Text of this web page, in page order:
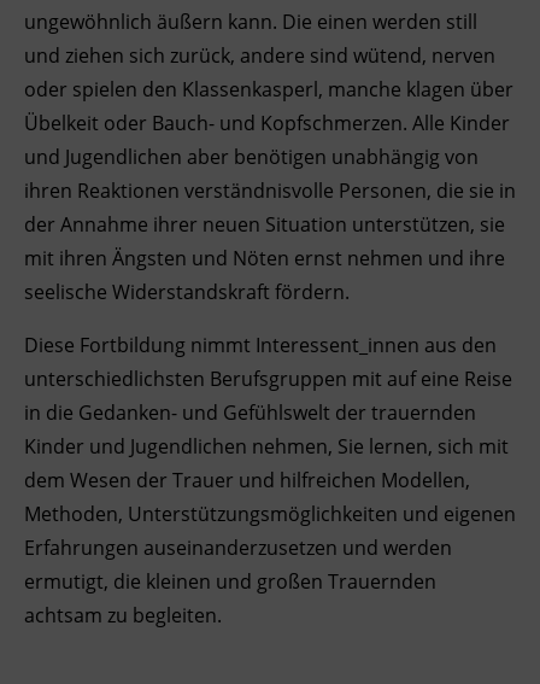
Ingenieurzertifizierung
Deutsch und Integration
Akademisches Studienzentrum
Digitales Lernen
BFI Reutte
BFI Schwaz
ungewöhnlich äußern kann. Die einen werden still
und ziehen sich zurück, andere sind wütend, nerven
oder spielen den Klassenkasperl, manche klagen über
Übelkeit oder Bauch- und Kopfschmerzen. Alle Kinder
und Jugendlichen aber benötigen unabhängig von
ihren Reaktionen verständnisvolle Personen, die sie in
der Annahme ihrer neuen Situation unterstützen, sie
mit ihren Ängsten und Nöten ernst nehmen und ihre
seelische Widerstandskraft fördern.
Diese Fortbildung nimmt Interessent_innen aus den
unterschiedlichsten Berufsgruppen mit auf eine Reise
in die Gedanken- und Gefühlswelt der trauernden
Kinder und Jugendlichen nehmen, Sie lernen, sich mit
dem Wesen der Trauer und hilfreichen Modellen,
Methoden, Unterstützungsmöglichkeiten und eigenen
Erfahrungen auseinanderzusetzen und werden
ermutigt, die kleinen und großen Trauernden
achtsam zu begleiten.